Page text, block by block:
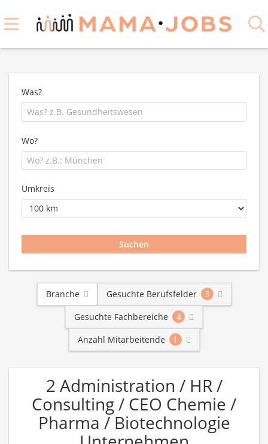
Was?
Wo?
Umkreis
Branche Gesuchte Berufsfelder
3
Gesuchte Fachbereiche
4
Anzahl Mitarbeitende
1
2 Administration / HR /
Consulting / CEO Chemie /
Pharma / Biotechnologie